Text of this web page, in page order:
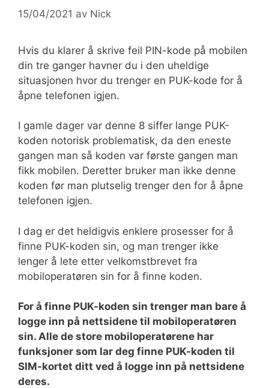
15/04/2021 av Nick
Hvis du klarer å skrive feil PIN-kode på mobilen
din tre ganger havner du i den uheldige
situasjonen hvor du trenger en PUK-kode for å
åpne telefonen igjen.
I gamle dager var denne 8 siffer lange PUK-
koden notorisk problematisk, da den eneste
gangen man så koden var første gangen man
fikk mobilen. Deretter bruker man ikke denne
koden før man plutselig trenger den for å åpne
telefonen igjen.
I dag er det heldigvis enklere prosesser for å
finne PUK-koden sin, og man trenger ikke
lenger å lete etter velkomstbrevet fra
mobiloperatøren sin for å finne koden.
For å finne PUK-koden sin trenger man bare å
logge inn på nettsidene til mobiloperatøren
sin. Alle de store mobiloperatørene har
funksjoner som lar deg finne PUK-koden til
SIM-kortet ditt ved å logge inn på nettsidene
deres.